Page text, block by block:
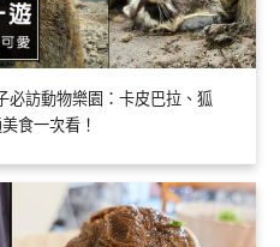
必訪動物樂園：卡皮巴拉、狐
食一次看！